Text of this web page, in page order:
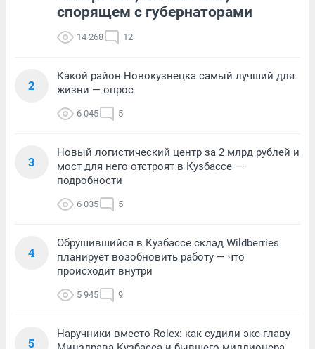
спорящем с губернаторами
14 268 12
2
Какой район Новокузнецка самый лучший для
жизни — опрос
6 045 5
3
Новый логистический центр за 2 млрд рублей и
мост для него отстроят в Кузбассе —
подробности
6 035 5
4
Обрушившийся в Кузбассе склад Wildberries
планирует возобновить работу — что
происходит внутри
5 945 9
5
Наручники вместо Rolex: как судили экс-главу